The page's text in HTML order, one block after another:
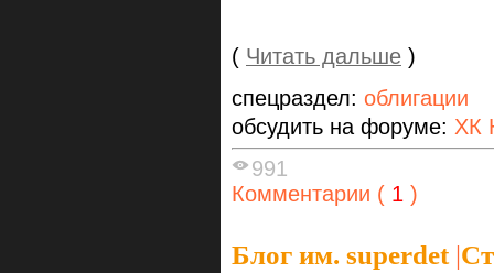
( Читать дальше )
спецраздел: облигации
обсудить на форуме: ХК
991
Комментарии ( 1 )
Блог им. superdet|